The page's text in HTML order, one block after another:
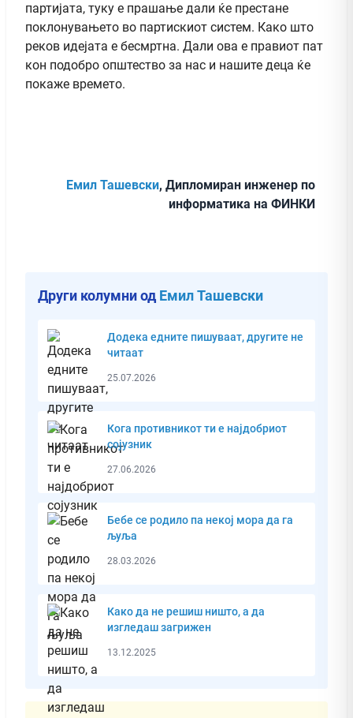
партијата, туку е прашање дали ќе престане
поклонувањето во партискиот систем. Како што
реков идејата е бесмртна. Дали ова е правиот пат
кон подобро општество за нас и нашите деца ќе
покаже времето.
Емил Ташевски, Дипломиран инженер по
информатика на ФИНКИ
Други колумни од Емил Ташевски
Додека едните пишуваат, другите не
читаат
25.07.2026
Кога противникот ти е најдобриот
сојузник
27.06.2026
Бебе се родило па некој мора да га
љуља
28.03.2026
Како да не решиш ништо, а да
изгледаш загрижен
13.12.2025